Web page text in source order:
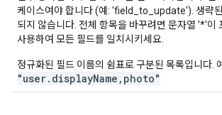
케이스여야 합니다 (예: 'field_to_update'). 생략
되지 않습니다. 전체 항목을 바꾸려면 문자열 '*'이
사용하여 모든 필드를 일치시키세요.
정규화된 필드 이름의 쉼표로 구분된 목록입니다.
"user.displayName,photo"